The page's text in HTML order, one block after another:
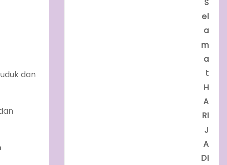
dan
el
a
m
a
t
H
A
RI
J
A
DI